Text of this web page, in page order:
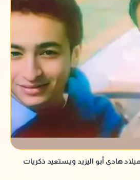
هادي أبو اليزيد ويستعيد ذكريات